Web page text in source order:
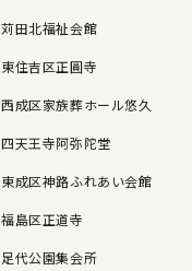
苅田北福祉会館
東住吉区正圓寺
西成区家族葬ホール悠久
四天王寺阿弥陀堂
東成区神路ふれあい会館
福島区正道寺
足代公園集会所